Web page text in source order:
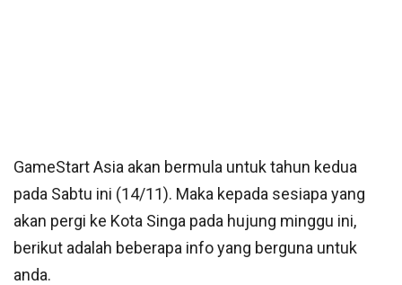
GameStart Asia akan bermula untuk tahun kedua
pada Sabtu ini (14/11). Maka kepada sesiapa yang
akan pergi ke Kota Singa pada hujung minggu ini,
berikut adalah beberapa info yang berguna untuk
anda.